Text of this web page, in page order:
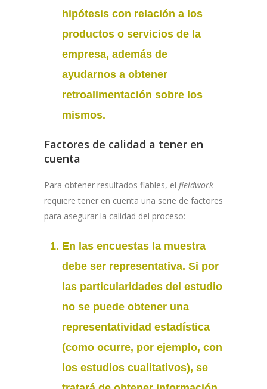
hipótesis con relación a los
productos o servicios de la
empresa, además de
ayudarnos a obtener
retroalimentación sobre los
mismos.
Factores de calidad a tener en
cuenta
Para obtener resultados fiables, el fieldwork
requiere tener en cuenta una serie de factores
para asegurar la calidad del proceso:
En las encuestas la muestra
debe ser representativa. Si por
las particularidades del estudio
no se puede obtener una
representatividad estadística
(como ocurre, por ejemplo, con
los estudios cualitativos), se